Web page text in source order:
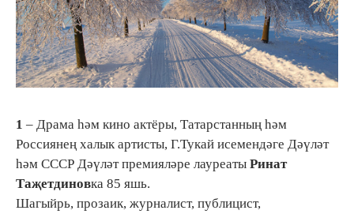
1 – Драма һәм кино актёры, Татарстанның һәм
Россиянең халык артисты, Г.Тукай исемендәге Дәүләт
һәм СССР Дәүләт премияләре лауреаты Ринат
Таҗетдиновка 85 яшь.
Шагыйрь, прозаик, журналист, публицист,